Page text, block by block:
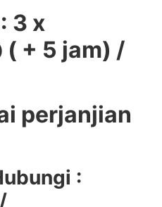
3 x
( + 5 jam) /
perjanjian
: